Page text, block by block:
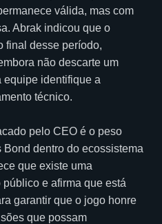
válida, mas com
Abrak indicou que o
final desse período,
não descarte um
identifique a
técnico.
pelo CEO é o peso
dentro do ecossistema
que existe uma
e afirma que está
garantir que o jogo honre
que possam